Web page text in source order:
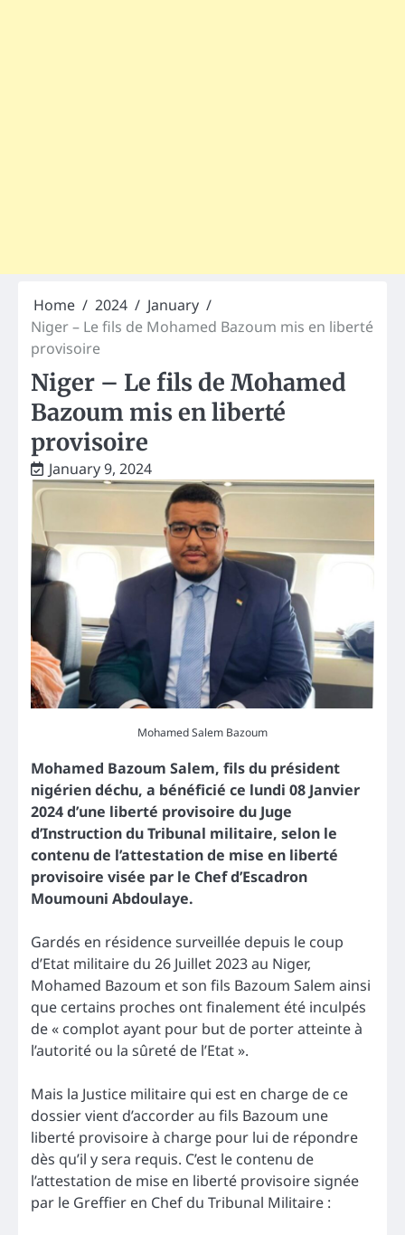
Home 2024
January
Niger – Le fils de Mohamed Bazoum mis en liberté
provisoire
Niger – Le fils de Mohamed
Bazoum mis en liberté
provisoire
January 9, 2024
Mohamed Salem Bazoum
Mohamed Bazoum Salem, fils du président
nigérien déchu, a bénéficié ce lundi 08 Janvier
2024 d’une liberté provisoire du Juge
d’Instruction du Tribunal militaire, selon le
contenu de l’attestation de mise en liberté
provisoire visée par le Chef d’Escadron
Moumouni Abdoulaye.
Gardés en résidence surveillée depuis le coup
d’Etat militaire du 26 Juillet 2023 au Niger,
Mohamed Bazoum et son fils Bazoum Salem ainsi
que certains proches ont finalement été inculpés
de « complot ayant pour but de porter atteinte à
l’autorité ou la sûreté de l’Etat ».
Mais la Justice militaire qui est en charge de ce
dossier vient d’accorder au fils Bazoum une
liberté provisoire à charge pour lui de répondre
dès qu’il y sera requis. C’est le contenu de
l’attestation de mise en liberté provisoire signée
par le Greffier en Chef du Tribunal Militaire :